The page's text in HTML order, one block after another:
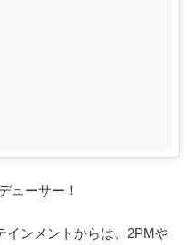
ューサー！
インメントからは、2PMや